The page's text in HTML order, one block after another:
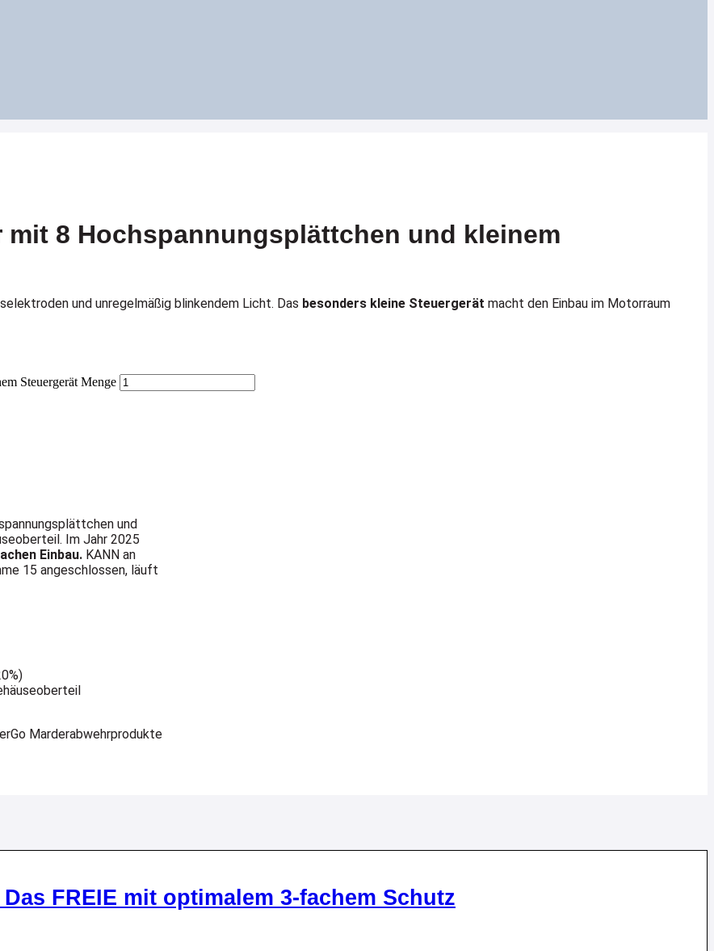
mit 8 Hochspannungsplättchen und kleinem
und unregelmäßig blinkendem Licht. Das besonders kleine Steuergerät macht den Einbau im Motorraum
Steuergerät Menge
und
Im Jahr 2025
Einbau. KANN an
15 angeschlossen, läuft
Marderabwehrprodukte
FREIE mit optimalem 3-fachem Schutz